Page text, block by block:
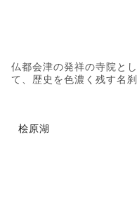
仏都会津の発祥の寺院とし
て、歴史を色濃く残す名刹
桧原湖